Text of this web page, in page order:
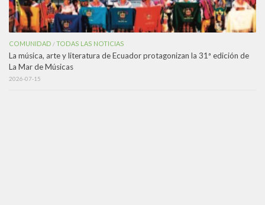
COMUNIDAD /TODAS LAS NOTICIAS
La música, arte y literatura de Ecuador protagonizan la 31ª edición de
La Mar de Músicas
2026-07-15